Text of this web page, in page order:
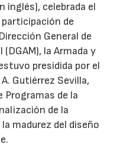
inglés), celebrada el
de
General de
la Armada y
presidida por el
Gutiérrez Sevilla,
Programas de la
de la
madurez del diseño